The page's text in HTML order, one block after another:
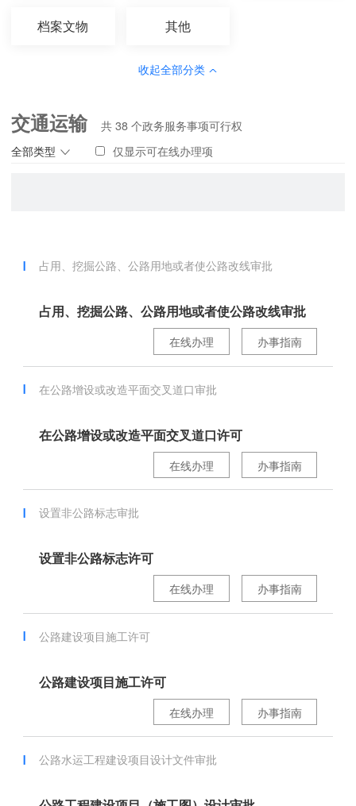
档案文物 其他
收起全部分类
交通运输
全部类型
共38 个政务服务事项可行权
仅显示可在线办理项
占用、挖掘公路、公路用地或者使公路改线审批
占用、挖掘公路、公路用地或者使公路改线审批
办事指南
在线办理
在公路增设或改造平面交叉道口审批
在公路增设或改造平面交叉道口许可
办事指南
在线办理
设置非公路标志审批
设置非公路标志许可
办事指南
在线办理
公路建设项目施工许可
公路建设项目施工许可
办事指南
在线办理
公路水运工程建设项目设计文件审批